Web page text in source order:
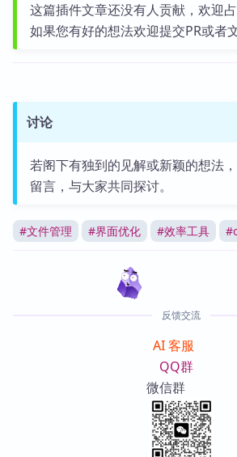
这篇插件文章还没有人贡献，欢迎占
如果您有好的想法欢迎提交PR或者
讨论
若阁下有独到的见解或新颖的想法
留言，与大家共同探讨。
#文件管理 #界面优化 #效率工具 #
反馈交流
AI 客服
QQ群
微信群